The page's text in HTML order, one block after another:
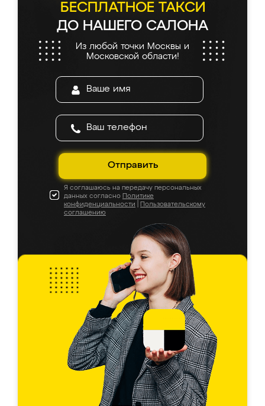
БЕСПЛАТНОЕ ТАКСИ
ДО НАШЕГО САЛОНА
Из любой точки Москвы и
Московской области!
Отправить
Я соглашаюсь на передачу персональных
данных согласно Политике
конфиденциальности
Пользовательскому
соглашению